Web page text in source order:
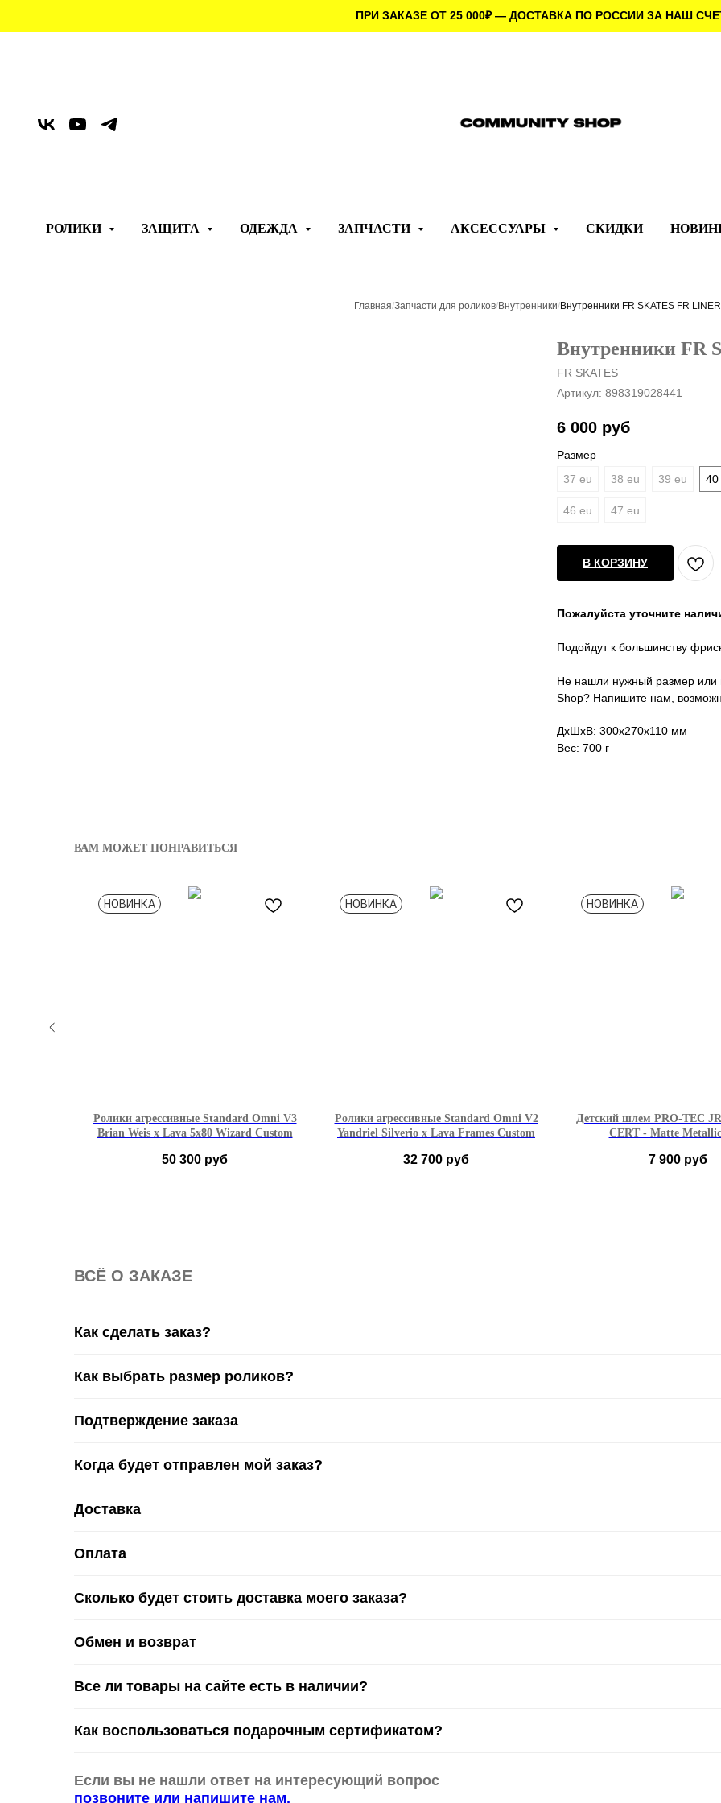
ПРИ ЗАКАЗЕ ОТ 25 000₽— ДОСТАВКА ПО РОССИИ ЗА НАШ
РОЛИКИ ЗАЩИТА ОДЕЖДА ЗАПЧАСТИ АКСЕССУАРЫ СКИДКИ
Главная/Запчасти для роликов/Внутренники/Внутренники FR SKATES FR
Внутренники FR
FR SKATES
Артикул: 898319028441
6 000 руб
Размер
37 eu
38 eu 39 eu 40
46 eu 47 eu
В КОРЗИНУ
Пожалуйста уточните
Подойдут к большинству
Не нашли нужный размер или
Shop? Напишите нам,
ДxШxВ: 300x270x110 мм
Вес: 700 г
ВАМ МОЖЕТ ПОНРАВИТЬСЯ
НОВИНКА
Ролики агрессивные Standard Omni V3
Brian Weis x Lava 5x80 Wizard Custom
50 300 руб
НОВИНКА
Ролики агрессивные Standard Omni V2
Yandriel Silverio x Lava Frames Custom
32 700 руб
НОВИНКА
Детский шлем PRO-TEC
CERT - Matte
7 900 руб
ВСË О ЗАКАЗЕ
Как сделать заказ?
Как выбрать размер роликов?
Подтверждение заказа
Когда будет отправлен мой заказ?
Доставка
Оплата
Сколько будет стоить доставка моего заказа?
Обмен и возврат
Все ли товары на сайте есть в наличии?
Как воспользоваться подарочным сертификатом?
Если вы не нашли ответ на интересующий вопрос
позвоните или напишите нам.